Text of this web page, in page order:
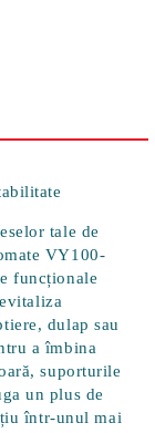
tale de
VY100-
funcționale
dulap sau
a îmbina
suporturile
un plus de
într-unul mai